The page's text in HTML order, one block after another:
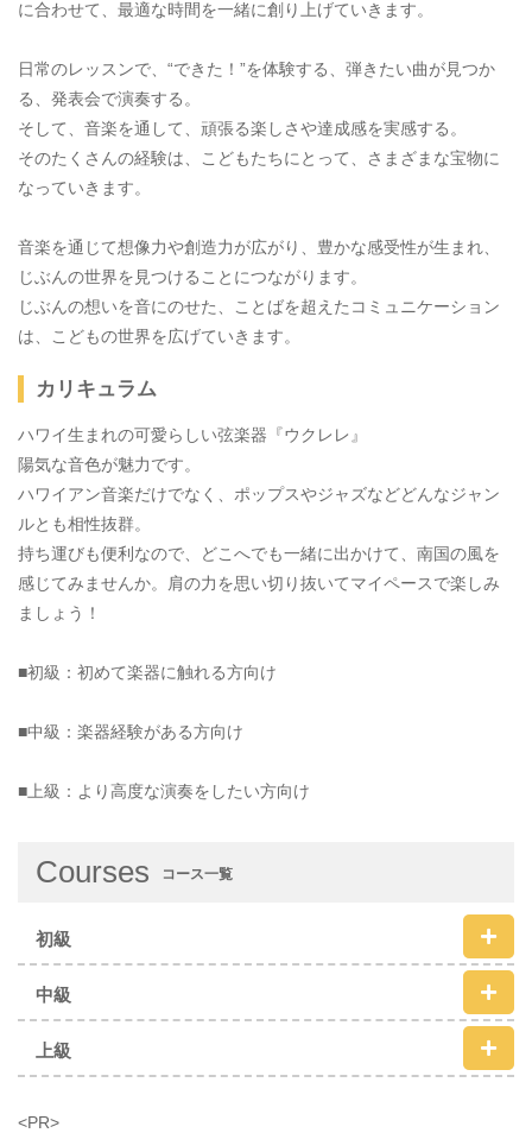
に合わせて、最適な時間を一緒に創り上げていきます。
日常のレッスンで、“できた！”を体験する、弾きたい曲が見つか
る、発表会で演奏する。
そして、音楽を通して、頑張る楽しさや達成感を実感する。
そのたくさんの経験は、こどもたちにとって、さまざまな宝物に
なっていきます。
音楽を通じて想像力や創造力が広がり、豊かな感受性が生まれ、
じぶんの世界を見つけることにつながります。
じぶんの想いを音にのせた、ことばを超えたコミュニケーション
は、こどもの世界を広げていきます。
カリキュラム
ハワイ生まれの可愛らしい弦楽器『ウクレレ』
陽気な音色が魅力です。
ハワイアン音楽だけでなく、ポップスやジャズなどどんなジャン
ルとも相性抜群。
持ち運びも便利なので、どこへでも一緒に出かけて、南国の風を
感じてみませんか。肩の力を思い切り抜いてマイペースで楽しみ
ましょう！
■初級：初めて楽器に触れる方向け
■中級：楽器経験がある方向け
■上級：より高度な演奏をしたい方向け
Courses コース一覧
初級
中級
上級
<PR>